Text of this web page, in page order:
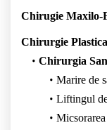
Chirugie Maxilo-
Chirurgie
Chirurgia
Marire de
Liftingul